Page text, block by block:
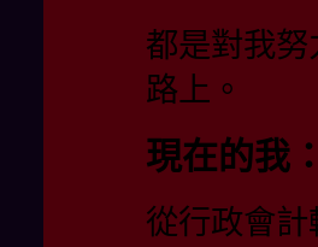
都是對我
路上。
現在的我
從行政會